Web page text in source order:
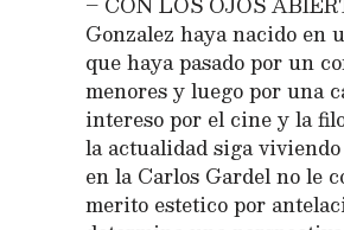
Gonzalez haya nacido en
que haya pasado por un
menores y luego por una
intereso por el cine y la
la actualidad siga
en la Carlos Gardel no le
merito estetico por